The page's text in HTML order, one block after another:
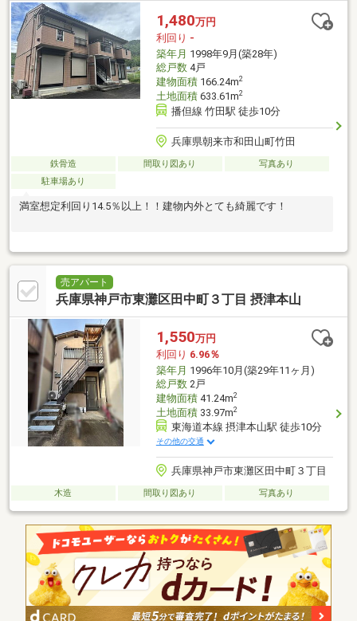
1,480万円
利回り -
築年月 1998年9月(築28年)
総戸数4戸
建物面積166.24m2
土地面積633.61m2
播但線 竹田駅 徒歩10分
兵庫県朝来市和田山町竹田
鉄骨造 間取り図あり
写真あり
駐車場あり
満室想定利回り14.5％以上！！建物内外とても綺麗です！
売アパート
兵庫県神戸市東灘区田中町３丁目 摂津本山
1,550万円
利回り 6.96％
築年月 1996年10月(築29年11ヶ月)
総戸数2戸
建物面積41.24m2
土地面積33.97m2
東海道本線 摂津本山駅 徒歩10分
その他の交通
兵庫県神戸市東灘区田中町３丁目
木造 間取り図あり 写真あり